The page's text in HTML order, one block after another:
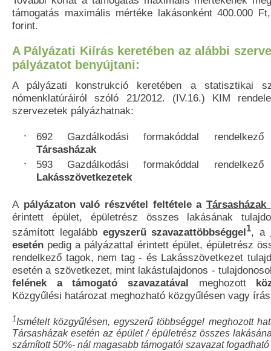
támogatás maximális mértéke lakásonként 400.000
forint.
A Pályázati Kiírás keretében az alábbi
pályázatot benyújtani:
A pályázati konstrukció keretében a statisztikai
nómenklatúráiról szóló 21/2012. (IV.16.) KIM
szervezetek pályázhatnak:
692 Gazdálkodási formakóddal
Társasházak
593 Gazdálkodási formakóddal
Lakásszövetkezetek
Apályázaton való részvétel feltétele a Társasházak
érintett épület, épületrész összes lakásának
számított legalább egyszerű szavazattöbbséggel1, a
esetén pedig a pályázattal érintett épület, épületrész
rendelkező tagok, nem tag - és Lakásszövetkezet
esetén a szövetkezet, mint lakástulajdonos -
felének a támogató szavazatával meghozott
Közgyűlési határozat meghozható közgyűlésen vagy
1Ismételt közgyűlésen, egyszerű többséggel meghozott
Társasházak esetén az épület / épületrész összes
számított 50%- nál magasabb támogatói szavazat fogadható